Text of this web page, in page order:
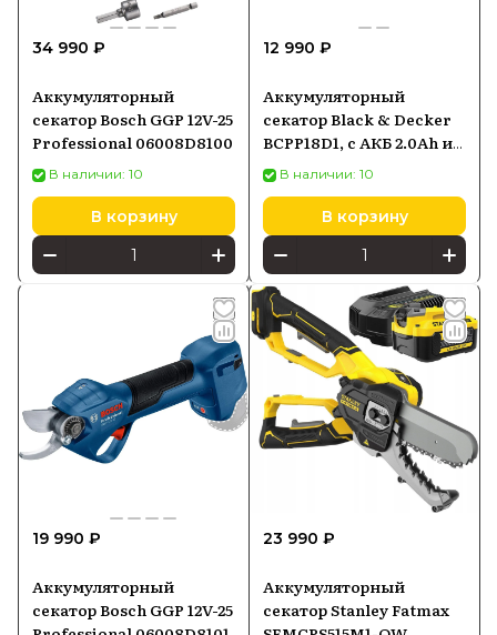
34 990 ₽
Аккумуляторный
секатор Bosch GGP 12V-25
Professional 06008D8100
В наличии: 10
В корзину
12 990 ₽
Аккумуляторный
секатор Black & Decker
BCPP18D1, с АКБ 2.0Ah и
ЗУВ наличии: 10
В корзину
19 990 ₽
Аккумуляторный
секатор Bosch GGP 12V-25
23 990 ₽
Аккумуляторный
секатор Stanley Fatmax